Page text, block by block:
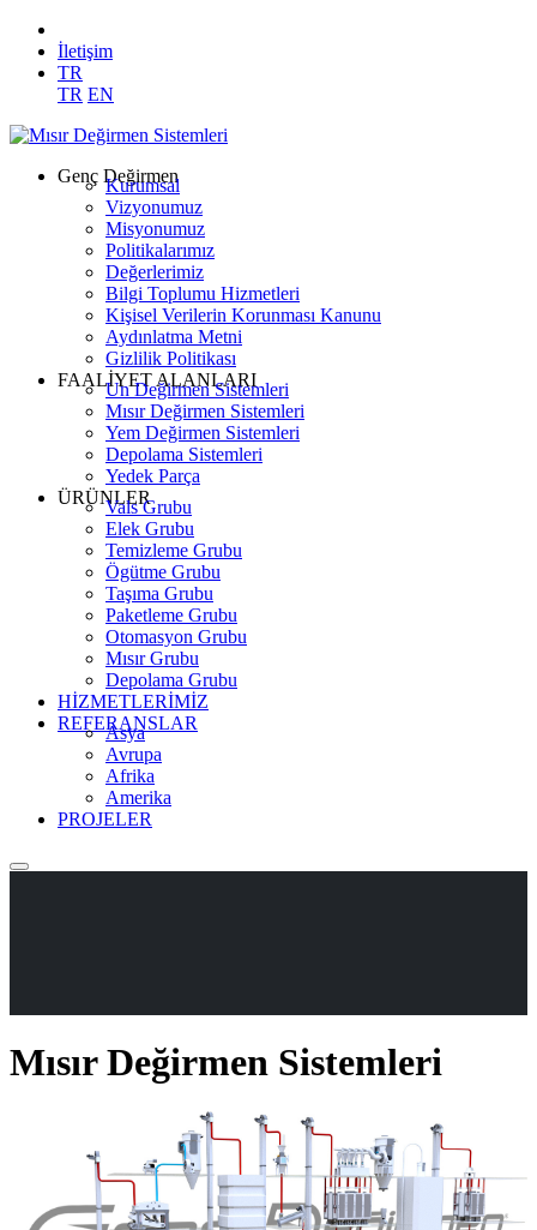
İletişim
TR
TR EN
Genç Değirmen
Kurumsal
Vizyonumuz
Misyonumuz
Politikalarımız
Değerlerimiz
Bilgi Toplumu Hizmetleri
Kişisel Verilerin Korunması Kanunu
Aydınlatma Metni
Gizlilik Politikası
FAALİYET ALANLARI
Un Değirmen Sistemleri
Mısır Değirmen Sistemleri
Yem Değirmen Sistemleri
Depolama Sistemleri
Yedek Parça
ÜRÜNLER
Vals Grubu
Elek Grubu
Temizleme Grubu
Ögütme Grubu
Taşıma Grubu
Paketleme Grubu
Otomasyon Grubu
Mısır Grubu
Depolama Grubu
HİZMETLERİMİZ
REFERANSLAR
Asya
Avrupa
Afrika
Amerika
PROJELER
Mısır Değirmen Sistemleri